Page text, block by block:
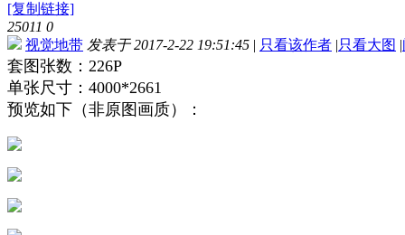
[复制链接]
25011 0
视觉地带 发表于 2017-2-22 19:51:45 | 只看该作者 |只看大图 |
套图张数：226P
单张尺寸：4000*2661
预览如下（非原图画质）：